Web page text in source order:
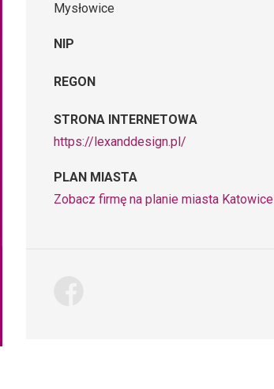
Mysłowice
NIP
REGON
STRONA INTERNETOWA
https://lexanddesign.pl/
PLAN MIASTA
Zobacz firmę na planie miasta Katowice